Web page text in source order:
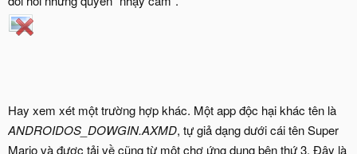
Hay xem xét một trường hợp khác. Một app độc hại khác tên là
ANDROIDOS_DOWGIN.AXMD, tự giả dạng dưới cái tên Super
Mario và được tải về cũng từ một chợ ứng dụng bên thứ 3. Đây là